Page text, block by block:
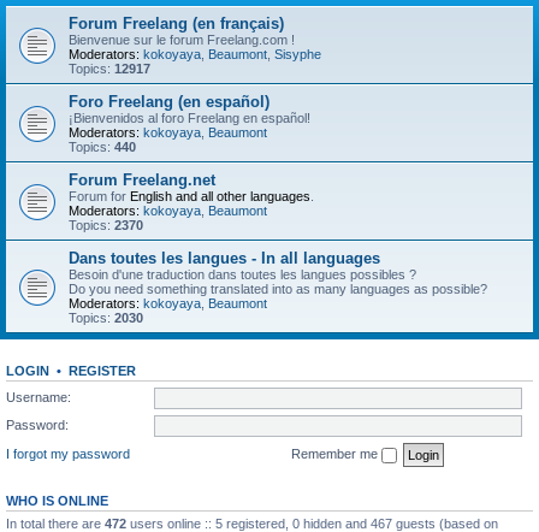
Forum Freelang (en français)
Bienvenue sur le forum Freelang.com !
Moderators: kokoyaya Beaumont Sisyphe
Topics: 12917
Foro Freelang (en español)
¡Bienvenidos al foro Freelang en español!
Moderators: kokoyaya Beaumont
Topics: 440
Forum Freelang.net
Forum for English and all other languages
Moderators: kokoyaya Beaumont
Topics: 2370
Dans toutes les langues - In all languages
Besoin d'une traduction dans toutes les langues possibles ?
Do you need something translated into as many languages as possible?
Moderators: kokoyaya Beaumont
Topics: 2030
LOGIN • REGISTER
Username:
Password:
I forgot my password
Remember me
WHO IS ONLINE
In total there are 472 users online :: 5 registered, 0 hidden and 467 guests (based on